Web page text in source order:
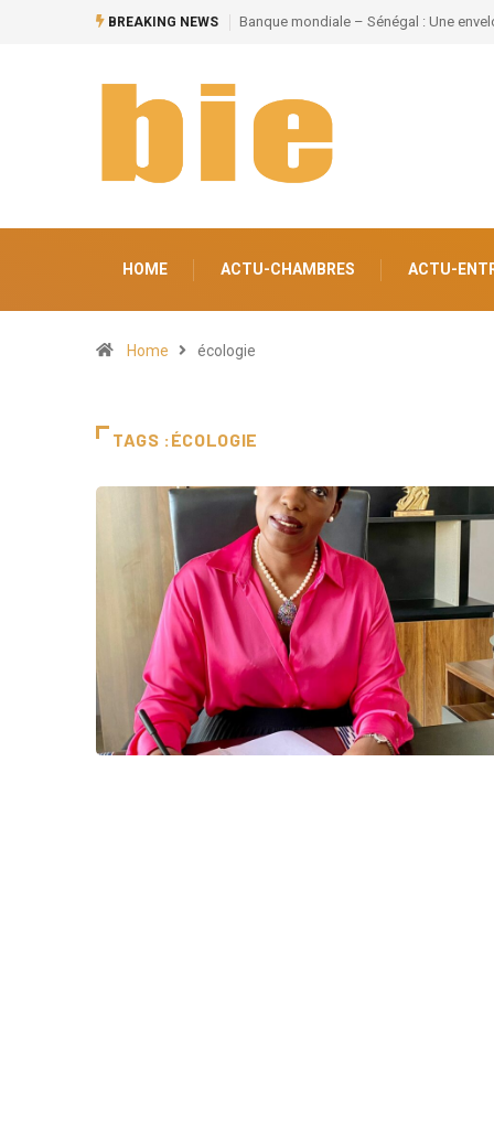
BREAKING NEWS
: Une enveloppe de 220 milliards pour divers secteursGrand Magal de
HOME ACTU-CHAMBRES ACTU-
Home écologie
TAGS :ÉCOLOGIE